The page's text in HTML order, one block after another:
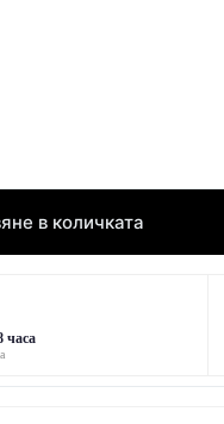
в количката
часа